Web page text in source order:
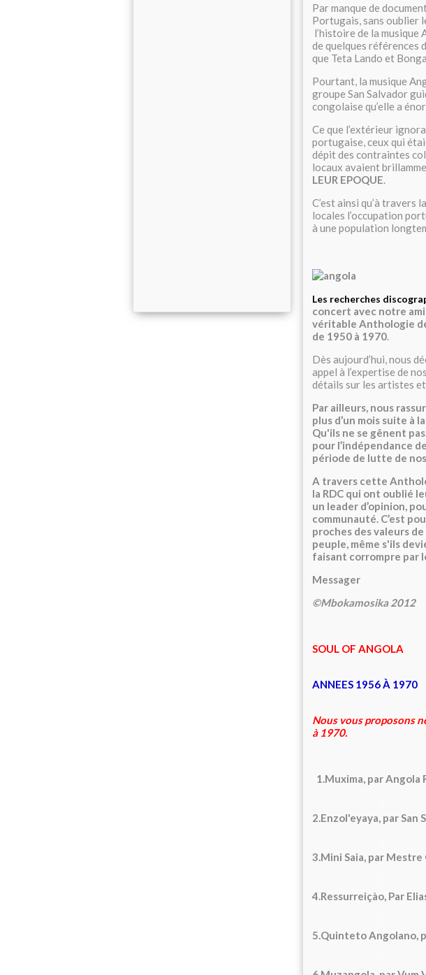
Par manque de
Portugais, sans oublier
l’histoire de la
de quelques références
que Teta Lando et
Pourtant, la musique
groupe San Salvador
congolaise qu’elle a
Ce que l’extérieur
portugaise, ceux qui
dépit des contraintes
locaux avaient
LEUR EPOQUE.
C’est ainsi qu’à travers
locales l’occupation
à une population
Les recherches
concert avec notre
véritable Anthologie
de 1950 à 1970.
Dès aujourd’hui, nous
appel à l’expertise de
détails sur les artistes
Par ailleurs, nous
plus d’un mois suite à
Qu'ils ne se gênent
pour l’indépendance
période de lutte de
A travers cette
la RDC qui ont oublié
un leader d’opinion,
communauté. C’est
proches des valeurs
peuple, même s'ils
faisant corrompre par
Messager
©Mbokamosika 2012
SOUL OF ANGOLA
ANNEES 1956 À 1970
Nous vous proposons
à 1970.
1.Muxima, par Angola
2.Enzol'eyaya, par San
3.Mini Saia, par
4.Ressurreiçào, Par
5.Quinteto Angolano,